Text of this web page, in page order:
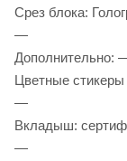
Срез блока:
—
Дополнительно:
Цветные стикеры
—
Вкладыш:
—